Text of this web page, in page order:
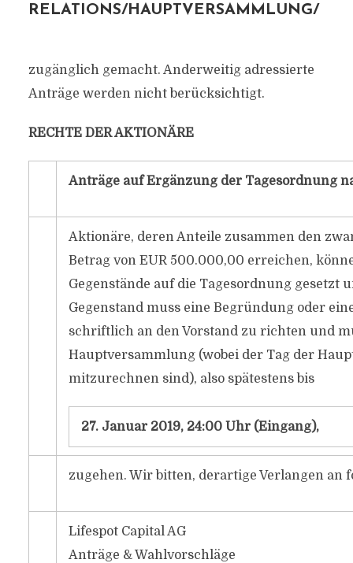
RELATIONS/HAUPTVERSAMMLUNG/
zugänglich gemacht. Anderweitig adressierte
Anträge werden nicht berücksichtigt.
RECHTE DER AKTIONÄRE
Anträge auf Ergänzung der Tagesordnung
Aktionäre, deren Anteile zusammen den
Betrag von EUR 500.000,00 erreichen,
Gegenstände auf die Tagesordnung gesetzt
Gegenstand muss eine Begründung oder
schriftlich an den Vorstand zu richten und
Hauptversammlung (wobei der Tag der
mitzurechnen sind), also spätestens bis
27. Januar 2019, 24:00 Uhr (Eingang),
zugehen. Wir bitten, derartige Verlangen an
Lifespot Capital AG
Anträge & Wahlvorschläge